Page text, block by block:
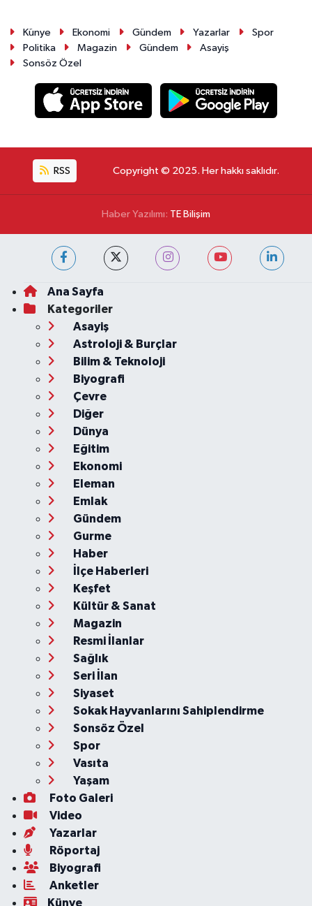
Künye Ekonomi Gündem Yazarlar
Spor
Politika
Magazin Gündem
Asayiş
Sonsöz Özel
RSS Copyright © 2025. Her hakkı saklıdır.
Haber Yazılımı: TE Bilişim
Ana Sayfa
Kategoriler
Asayiş
Astroloji & Burçlar
Bilim & Teknoloji
Biyografi
Çevre
Diğer
Dünya
Eğitim
Ekonomi
Eleman
Emlak
Gündem
Gurme
Haber
İlçe Haberleri
Keşfet
Kültür & Sanat
Magazin
Resmi İlanlar
Sağlık
Seri İlan
Siyaset
Sokak Hayvanlarını Sahiplendirme
Sonsöz Özel
Spor
Vasıta
Yaşam
Foto Galeri
Video
Yazarlar
Röportaj
Biyografi
Anketler
Künye